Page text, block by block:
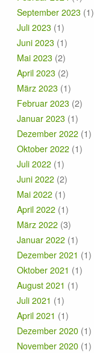
September 2023 (1)
Juli 2023 (1)
Juni 2023 (1)
Mai 2023 (2)
April 2023 (2)
März 2023 (1)
Februar 2023 (2)
Januar 2023 (1)
Dezember 2022 (1)
Oktober 2022 (1)
Juli 2022 (1)
Juni 2022 (2)
Mai 2022 (1)
April 2022 (1)
März 2022 (3)
Januar 2022 (1)
Dezember 2021 (1)
Oktober 2021 (1)
August 2021 (1)
Juli 2021 (1)
April 2021 (1)
Dezember 2020 (1)
November 2020 (1)